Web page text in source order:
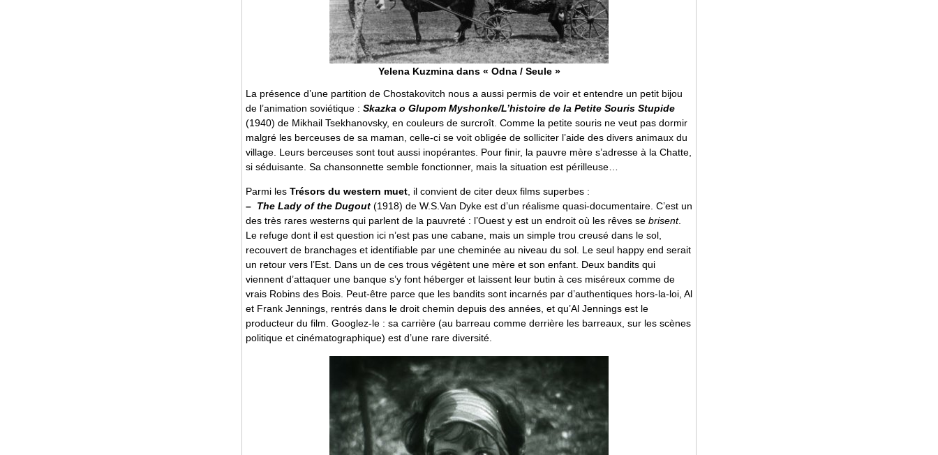
Yelena Kuzmina dans « Odna / Seule »
La présence d’une partition de Chostakovitch nous a aussi permis de voir et entendre un petit bijou
de l’animation soviétique : Skazka o Glupom Myshonke/L’histoire de la Petite Souris Stupide
(1940) de Mikhail Tsekhanovsky, en couleurs de surcroît. Comme la petite souris ne veut pas dormir
malgré les berceuses de sa maman, celle-ci se voit obligée de solliciter l’aide des divers animaux du
village. Leurs berceuses sont tout aussi inopérantes. Pour finir, la pauvre mère s’adresse à la Chatte,
si séduisante. Sa chansonnette semble fonctionner, mais la situation est périlleuse…
Parmi les Trésors du western muet, il convient de citer deux films superbes :
– The Lady of the Dugout (1918) de W.S.Van Dyke est d’un réalisme quasi-documentaire. C’est un
des très rares westerns qui parlent de la pauvreté : l’Ouest y est un endroit où les rêves se brisent.
Le refuge dont il est question ici n’est pas une cabane, mais un simple trou creusé dans le sol,
recouvert de branchages et identifiable par une cheminée au niveau du sol. Le seul happy end serait
un retour vers l’Est. Dans un de ces trous végètent une mère et son enfant. Deux bandits qui
viennent d’attaquer une banque s’y font héberger et laissent leur butin à ces miséreux comme de
vrais Robins des Bois. Peut-être parce que les bandits sont incarnés par d’authentiques hors-la-loi, Al
et Frank Jennings, rentrés dans le droit chemin depuis des années, et qu’Al Jennings est le
producteur du film. Googlez-le : sa carrière (au barreau comme derrière les barreaux, sur les scènes
politique et cinématographique) est d’une rare diversité.